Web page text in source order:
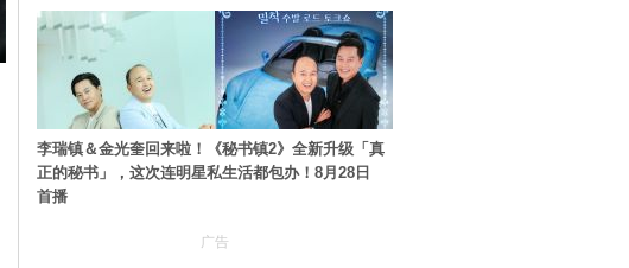
李瑞镇＆金光奎回来啦！《秘书镇2》全新升级「真
正的秘书」，这次连明星私生活都包办！8月28日
首播
广告